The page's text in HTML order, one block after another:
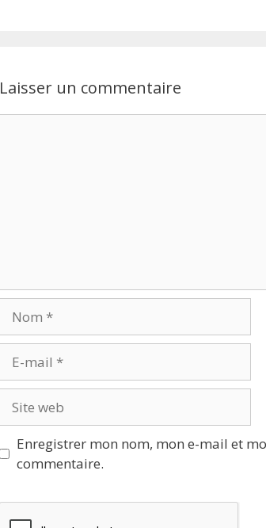
Laisser un commentaire
mail
web
Enregistrer mon nom, mon e-mail et
commentaire.